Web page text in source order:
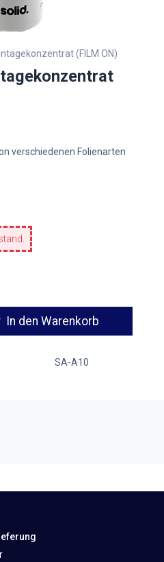
(FILM ON)
verschiedenen Folienarten
In den Warenkorb
SA-A10